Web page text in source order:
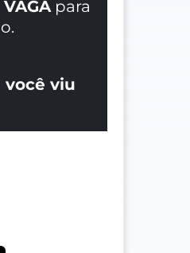
para
você viu